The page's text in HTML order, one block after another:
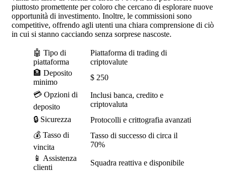
piuttosto promettente per coloro che cercano di esplorare nuove
opportunità di investimento. Inoltre, le commissioni sono
competitive, offrendo agli utenti una chiara comprensione di ciò
in cui si stanno cacciando senza sorprese nascoste.
🤖 Tipo di
piattaforma
Piattaforma di trading di
criptovalute
🏦 Deposito
minimo
$ 250
💳 Opzioni di
deposito
Inclusi banca, credito e
criptovaluta
🔒 Sicurezza
Protocolli e crittografia avanzati
💰 Tasso di
vincita
Tasso di successo di circa il
70%
📱 Assistenza
clienti
Squadra reattiva e disponibile